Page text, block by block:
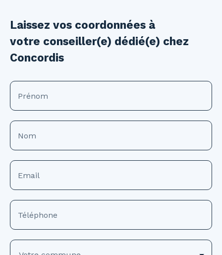
Laissez vos coordonnées à
votre conseiller(e) dédié(e) chez
Concordis
Prénom
Nom
Email
Téléphone